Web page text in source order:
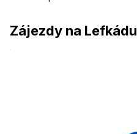
Zájezdy na Lefkádu